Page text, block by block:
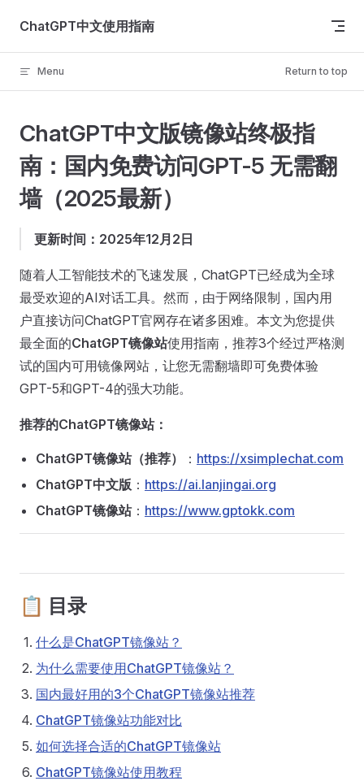
Skip to content
ChatGPT中文使用指南
Menu Return to top
ChatGPT中文版镜像站终极指
南：国内免费访问GPT-5 无需翻
墙（2025最新）
更新时间：2025年12月2日
随着人工智能技术的飞速发展，ChatGPT已经成为全球
最受欢迎的AI对话工具。然而，由于网络限制，国内用
户直接访问ChatGPT官网存在诸多困难。本文为您提供
最全面的ChatGPT镜像站使用指南，推荐3个经过严格测
试的国内可用镜像网站，让您无需翻墙即可免费体验
GPT-5和GPT-4的强大功能。
推荐的ChatGPT镜像站：
ChatGPT镜像站（推荐） ： https://xsimplechat.com
ChatGPT中文版 ： https://ai.lanjingai.org
ChatGPT镜像站： https://www.gptokk.com
📋 目录
什么是ChatGPT镜像站？
为什么需要使用ChatGPT镜像站？
国内最好用的3个ChatGPT镜像站推荐
ChatGPT镜像站功能对比
如何选择合适的ChatGPT镜像站
ChatGPT镜像站使用教程